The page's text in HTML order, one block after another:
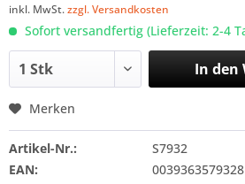
inkl. MwSt.zzgl. Versandkosten
Sofort versandfertig (Lieferzeit: 2-4
In den
Merken
Artikel-Nr.:
S7932
EAN:
0039363579328